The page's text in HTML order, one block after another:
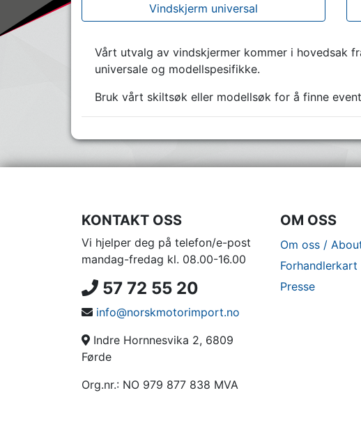
Vindskjerm universal
Vårt utvalg av vindskjermer kommer i hovedsak
universale og modellspesifikke.
Bruk vårt skiltsøk eller modellsøk for å finne
KONTAKT OSS
Vi hjelper deg på telefon/e-post
mandag-fredag kl. 08.00-16.00
57 72 55 20
info@norskmotorimport.no
Indre Hornnesvika 2, 6809
Førde
Org.nr.: NO 979 877 838 MVA
OM OSS
Om oss /
Forhandlerkart
Presse